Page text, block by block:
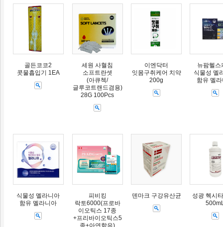
골든코코2
콧물흡입기 1EA
세원 사혈침
소프트란셋
(아큐첵/
글루코트랜드겸용)
28G 100Pcs
이엔닥터
잇몸구취케어 치약
200g
뉴팜헬스
식물성 멜
함유 멜
식물성 멜라니아
함유 멜라니아
피비킹
락토6000(프로바
이오틱스 17종
+프리바이오틱스5
종+아연함유)
덴마크 구강유산균
성광 헥시